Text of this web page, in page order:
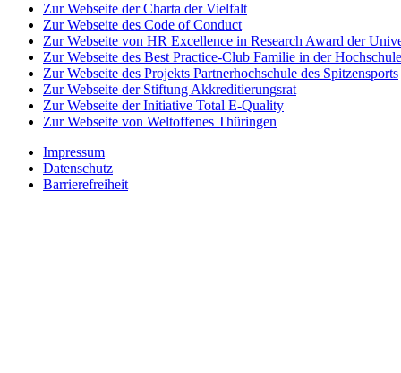
Zur Webseite der Charta der Vielfalt
Zur Webseite des Code of Conduct
Zur Webseite von HR Excellence in Research Award der
Zur Webseite des Best Practice-Club Familie in der Hochschule
Zur Webseite des Projekts Partnerhochschule des Spitzensports
Zur Webseite der Stiftung Akkreditierungsrat
Zur Webseite der Initiative Total E-Quality
Zur Webseite von Weltoffenes Thüringen
Impressum
Datenschutz
Barrierefreiheit